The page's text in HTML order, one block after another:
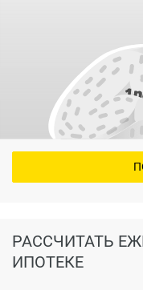
РАССЧИТАТЬ
ИПОТЕКЕ